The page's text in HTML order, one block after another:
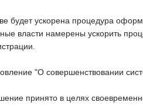
будет ускорена процедура
власти намерены ускорить
"О совершенствовании
принято в целях